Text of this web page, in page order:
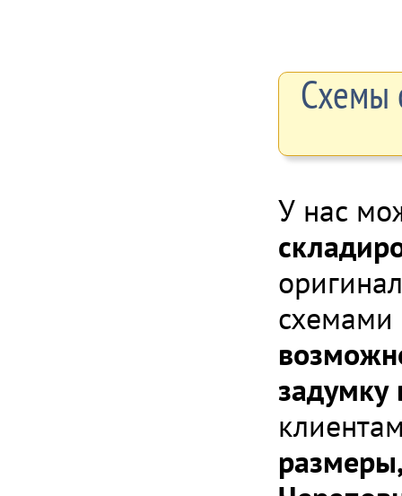
Схемы
У нас
задумку